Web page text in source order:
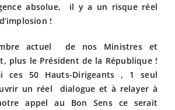
absolue, il y a un risque réel
!
actuel de nos Ministres et
plus le Président de la République !
50 Hauts-Dirigeants , 1 seul
un réel dialogue et à relayer à
appel au Bon Sens ce serait